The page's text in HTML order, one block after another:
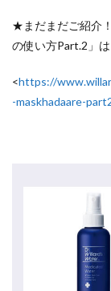
★まだまだご紹介
の使い方Part.2」
<https://
-maskhadaare-